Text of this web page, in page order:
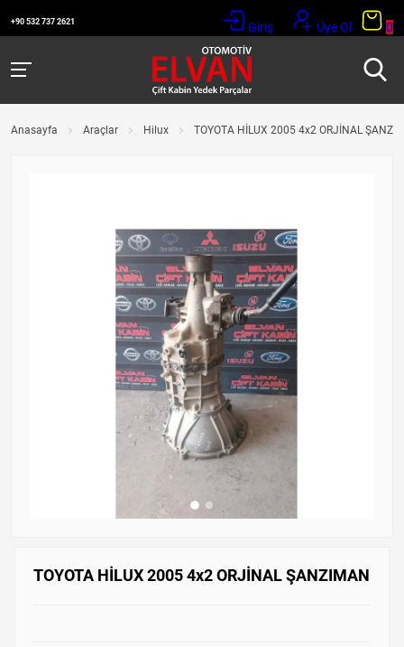
+90 532 737 2621 Giriş Üye Ol 0
Anasayfa Araçlar Hilux TOYOTA HİLUX 2005 4x2 ORJİNAL
TOYOTA HİLUX 2005 4x2 ORJİNAL ŞANZIMAN